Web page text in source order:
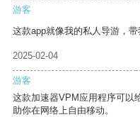
游客
这款app就像我的私人导游，带
2025-02-04
游客
这款加速器VPM应用程序可以
助你在网络上自由移动。